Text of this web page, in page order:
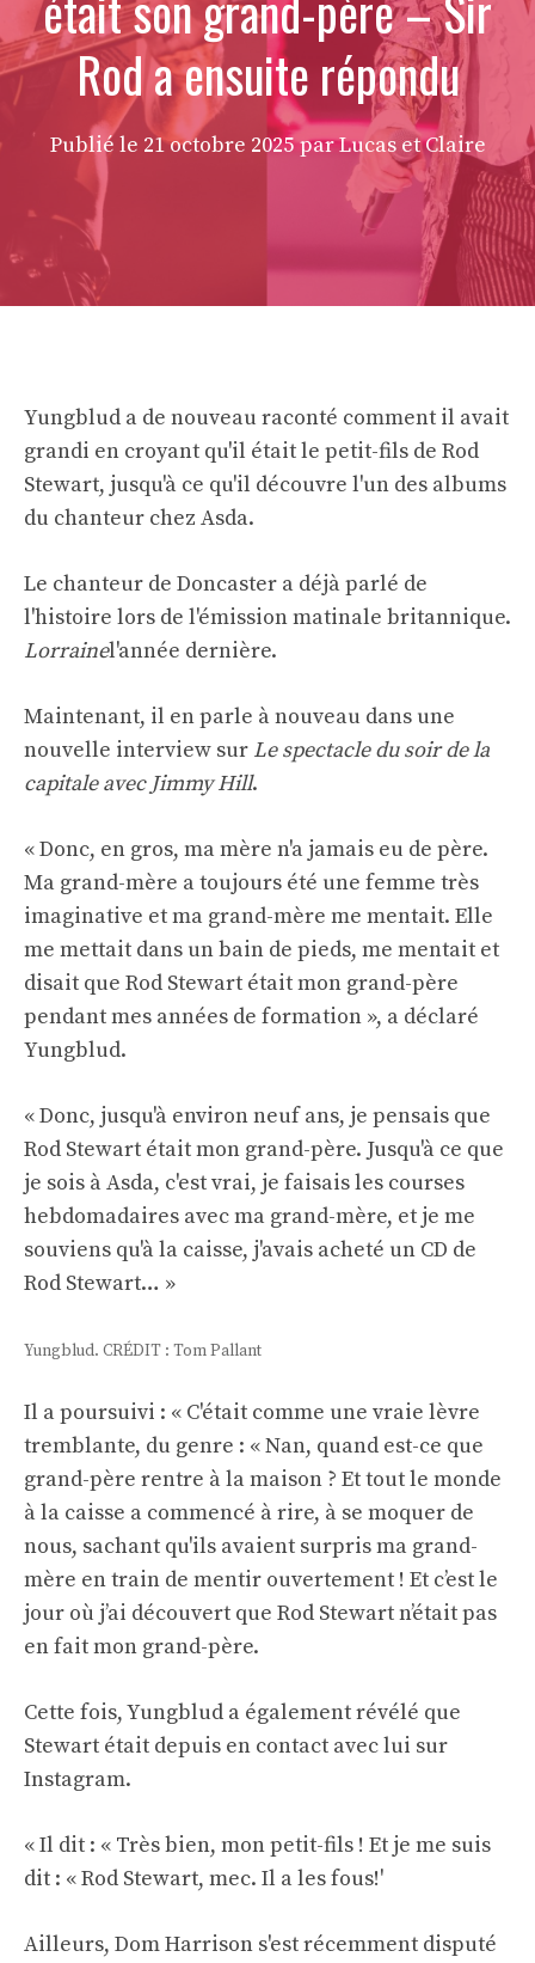
Rod a ensuite répondu
Publié le 21 octobre 2025 par Lucas et Claire
Yungblud a de nouveau raconté comment il avait
grandi en croyant qu'il était le petit-fils de Rod
Stewart, jusqu'à ce qu'il découvre l'un des albums
du chanteur chez Asda.
Le chanteur de Doncaster a déjà parlé de
l'histoire lors de l'émission matinale britannique.
Lorrainel'année dernière.
Maintenant, il en parle à nouveau dans une
nouvelle interview sur Le spectacle du soir de la
capitale avec Jimmy Hill.
« Donc, en gros, ma mère n'a jamais eu de père.
Ma grand-mère a toujours été une femme très
imaginative et ma grand-mère me mentait. Elle
me mettait dans un bain de pieds, me mentait et
disait que Rod Stewart était mon grand-père
pendant mes années de formation », a déclaré
Yungblud.
« Donc, jusqu'à environ neuf ans, je pensais que
Rod Stewart était mon grand-père. Jusqu'à ce que
je sois à Asda, c'est vrai, je faisais les courses
hebdomadaires avec ma grand-mère, et je me
souviens qu'à la caisse, j'avais acheté un CD de
Rod Stewart… »
Yungblud. CRÉDIT : Tom Pallant
Il a poursuivi : « C'était comme une vraie lèvre
tremblante, du genre : « Nan, quand est-ce que
grand-père rentre à la maison ? Et tout le monde
à la caisse a commencé à rire, à se moquer de
nous, sachant qu'ils avaient surpris ma grand-
mère en train de mentir ouvertement ! Et c’est le
jour où j’ai découvert que Rod Stewart n’était pas
en fait mon grand-père.
Cette fois, Yungblud a également révélé que
Stewart était depuis en contact avec lui sur
Instagram.
« Il dit : « Très bien, mon petit-fils ! Et je me suis
dit : « Rod Stewart, mec. Il a les fous!'
Ailleurs, Dom Harrison s'est récemment disputé